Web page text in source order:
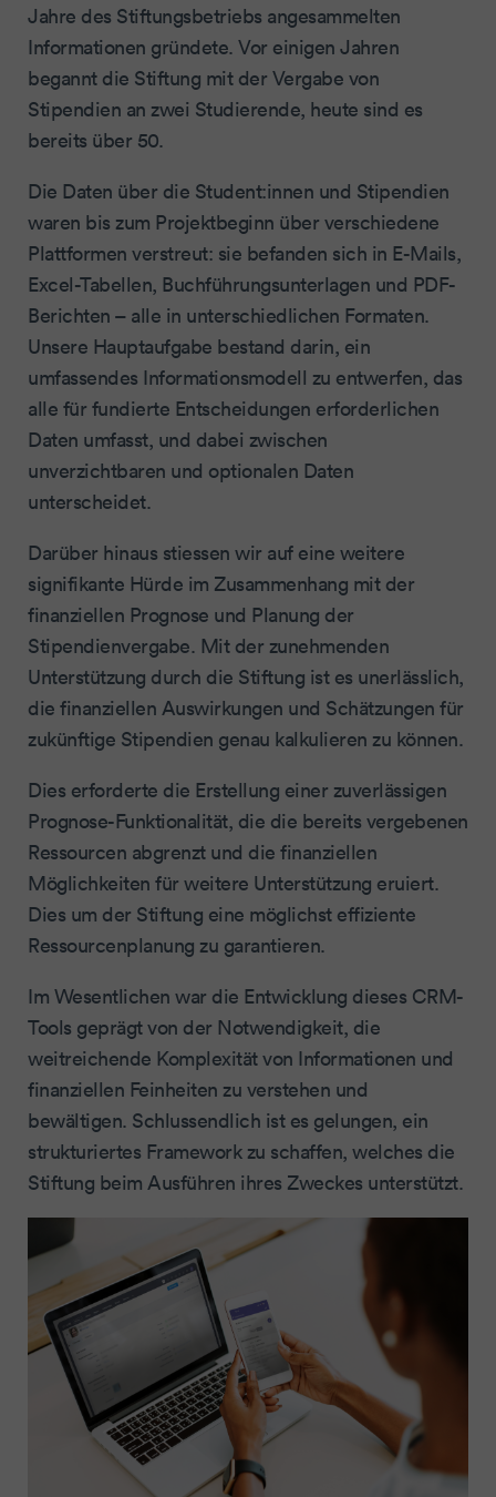
Jahre des Stiftungsbetriebs angesammelten
Informationen gründete. Vor einigen Jahren
begannt die Stiftung mit der Vergabe von
Stipendien an zwei Studierende, heute sind es
bereits über 50.
Die Daten über die Student:innen und Stipendien
waren bis zum Projektbeginn über verschiedene
Plattformen verstreut: sie befanden sich in E-Mails,
Excel-Tabellen, Buchführungsunterlagen und PDF-
Berichten – alle in unterschiedlichen Formaten.
Unsere Hauptaufgabe bestand darin, ein
umfassendes Informationsmodell zu entwerfen, das
alle für fundierte Entscheidungen erforderlichen
Daten umfasst, und dabei zwischen
unverzichtbaren und optionalen Daten
unterscheidet.
Darüber hinaus stiessen wir auf eine weitere
signifikante Hürde im Zusammenhang mit der
finanziellen Prognose und Planung der
Stipendienvergabe. Mit der zunehmenden
Unterstützung durch die Stiftung ist es unerlässlich,
die finanziellen Auswirkungen und Schätzungen für
zukünftige Stipendien genau kalkulieren zu können.
Dies erforderte die Erstellung einer zuverlässigen
Prognose-Funktionalität, die die bereits vergebenen
Ressourcen abgrenzt und die finanziellen
Möglichkeiten für weitere Unterstützung eruiert.
Dies um der Stiftung eine möglichst effiziente
Ressourcenplanung zu garantieren.
Im Wesentlichen war die Entwicklung dieses CRM-
Tools geprägt von der Notwendigkeit, die
weitreichende Komplexität von Informationen und
finanziellen Feinheiten zu verstehen und
bewältigen. Schlussendlich ist es gelungen, ein
strukturiertes Framework zu schaffen, welches die
Stiftung beim Ausführen ihres Zweckes unterstützt.